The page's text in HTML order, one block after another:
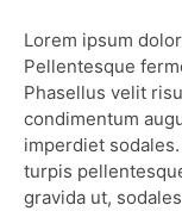
Lorem ipsum
Pellentesque
Phasellus velit
condimentum
imperdiet
turpis
gravida ut,